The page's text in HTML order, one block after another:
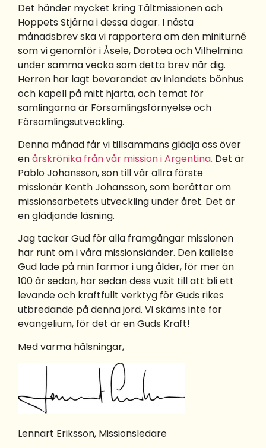
Det händer mycket kring Tältmissionen och
Hoppets Stjärna i dessa dagar. I nästa
månadsbrev ska vi rapportera om den miniturné
som vi genomför i Åsele, Dorotea och Vilhelmina
under samma vecka som detta brev når dig.
Herren har lagt bevarandet av inlandets bönhus
och kapell på mitt hjärta, och temat för
samlingarna är Församlingsförnyelse och
Församlingsutveckling.
Denna månad får vi tillsammans glädja oss över
enårskrönika från vår mission i Argentina. Det är
Pablo Johansson, son till vår allra förste
missionär Kenth Johansson, som berättar om
missionsarbetets utveckling under året. Det är
en glädjande läsning.
Jag tackar Gud för alla framgångar missionen
har runt om i våra missionsländer. Den kallelse
Gud lade på min farmor i ung ålder, för mer än
100 år sedan, har sedan dess vuxit till att bli ett
levande och kraftfullt verktyg för Guds rikes
utbredande på denna jord. Vi skäms inte för
evangelium, för det är en Guds Kraft!
Med varma hälsningar,
Lennart Eriksson, Missionsledare